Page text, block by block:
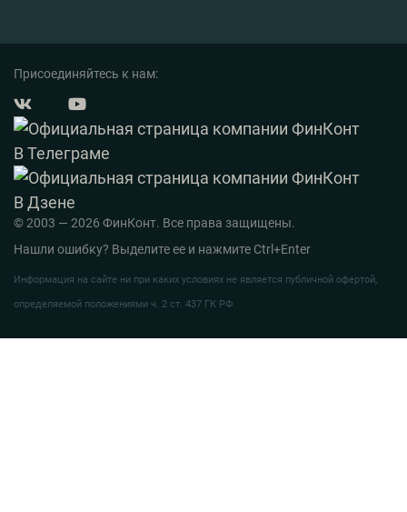
Присоединяйтесь к нам:
© 2003 — 2026 ФинКонт. Все права защищены.
Нашли ошибку? Выделите ее и нажмите Ctrl+Enter
Информация на сайте ни при каких условиях не является публичной офертой,
определяемой положениями ч. 2 ст. 437 ГК РФ